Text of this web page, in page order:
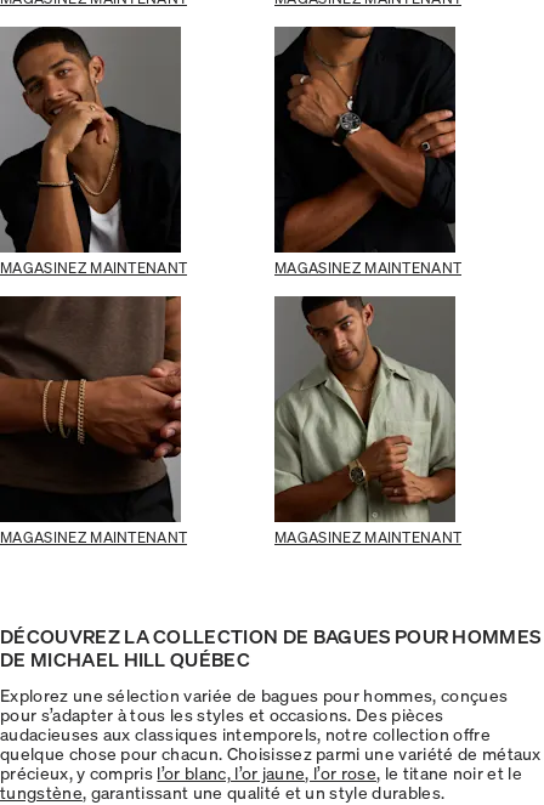
MAGASINEZ MAINTENANT MAGASINEZ MAINTENANT
MAGASINEZ MAINTENANT MAGASINEZ MAINTENANT
DÉCOUVREZ LA COLLECTION DE BAGUES POUR HOMMES
DE MICHAEL HILL QUÉBEC
Explorez une sélection variée de bagues pour hommes, conçues
pour s’adapter à tous les styles et occasions. Des pièces
audacieuses aux classiques intemporels, notre collection offre
quelque chose pour chacun. Choisissez parmi une variété de métaux
précieux, y compris l’or blanc, l’or jaune, l’or rose, le titane noir et le
tungstène, garantissant une qualité et un style durables.